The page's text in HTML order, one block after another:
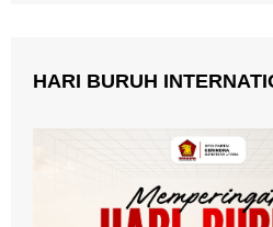
HARI BURUH